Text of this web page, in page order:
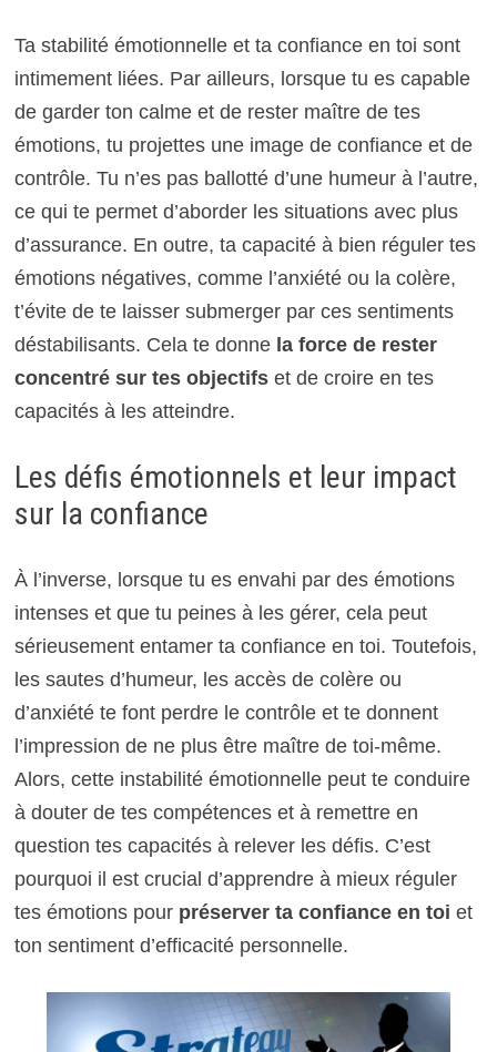
Ta stabilité émotionnelle et ta confiance en toi sont
intimement liées. Par ailleurs, lorsque tu es capable
de garder ton calme et de rester maître de tes
émotions, tu projettes une image de confiance et de
contrôle. Tu n’es pas ballotté d’une humeur à l’autre,
ce qui te permet d’aborder les situations avec plus
d’assurance. En outre, ta capacité à bien réguler tes
émotions négatives, comme l’anxiété ou la colère,
t’évite de te laisser submerger par ces sentiments
déstabilisants. Cela te donne la force de rester
concentré sur tes objectifset de croire en tes
capacités à les atteindre.
Les défis émotionnels et leur impact
sur la confiance
À l’inverse, lorsque tu es envahi par des émotions
intenses et que tu peines à les gérer, cela peut
sérieusement entamer ta confiance en toi. Toutefois,
les sautes d’humeur, les accès de colère ou
d’anxiété te font perdre le contrôle et te donnent
l’impression de ne plus être maître de toi-même.
Alors, cette instabilité émotionnelle peut te conduire
à douter de tes compétences et à remettre en
question tes capacités à relever les défis. C’est
pourquoi il est crucial d’apprendre à mieux réguler
tes émotions pour préserver ta confiance en toi et
ton sentiment d’efficacité personnelle.